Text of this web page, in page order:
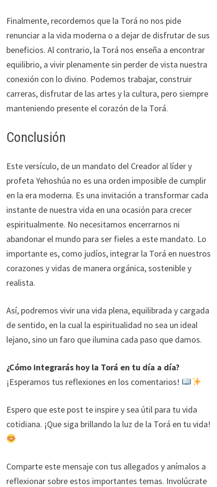
Finalmente, recordemos que la Torá no nos pide
renunciar a la vida moderna o a dejar de disfrutar de sus
beneficios. Al contrario, la Torá nos enseña a encontrar
equilibrio, a vivir plenamente sin perder de vista nuestra
conexión con lo divino. Podemos trabajar, construir
carreras, disfrutar de las artes y la cultura, pero siempre
manteniendo presente el corazón de la Torá.
Conclusión
Este versículo, de un mandato del Creador al líder y
profeta Yehoshúa no es una orden imposible de cumplir
en la era moderna. Es una invitación a transformar cada
instante de nuestra vida en una ocasión para crecer
espiritualmente. No necesitamos encerrarnos ni
abandonar el mundo para ser fieles a este mandato. Lo
importante es, como judíos, integrar la Torá en nuestros
corazones y vidas de manera orgánica, sostenible y
realista.
Así, podremos vivir una vida plena, equilibrada y cargada
de sentido, en la cual la espiritualidad no sea un ideal
lejano, sino un faro que ilumina cada paso que damos.
¿Cómo integrarás hoy la Torá en tu día a día?
¡Esperamos tus reflexiones en los comentarios!
Espero que este post te inspire y sea útil para tu vida
cotidiana. ¡Que siga brillando la luz de la Torá en tu vida!
Comparte este mensaje con tus allegados y anímalos a
reflexionar sobre estos importantes temas. Involúcrate